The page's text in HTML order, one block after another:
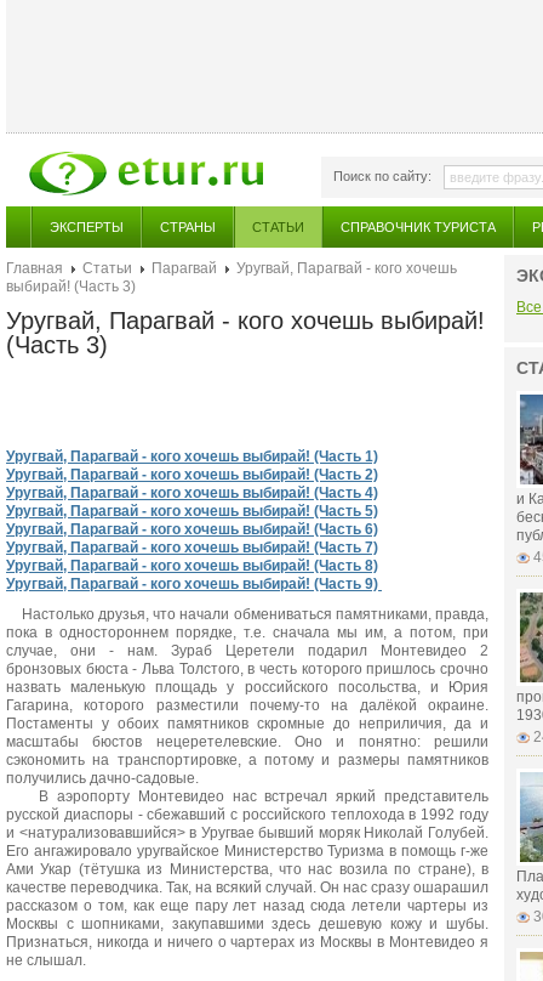
Поиск по сайту:
ЭКСПЕРТЫ СТРАНЫ СТАТЬИ СПРАВОЧНИК ТУРИСТА
Главная Статьи Парагвай
Уругвай, Парагвай - кого хочешь
выбирай! (Часть 3)
Уругвай, Парагвай - кого хочешь выбирай!
(Часть 3)
Уругвай, Парагвай - кого хочешь выбирай! (Часть 1)
Уругвай, Парагвай - кого хочешь выбирай! (Часть 2)
Уругвай, Парагвай - кого хочешь выбирай! (Часть 4)
Уругвай, Парагвай - кого хочешь выбирай! (Часть 5)
Уругвай, Парагвай - кого хочешь выбирай! (Часть 6)
Уругвай, Парагвай - кого хочешь выбирай! (Часть 7)
Уругвай, Парагвай - кого хочешь выбирай! (Часть 8)
Уругвай, Парагвай - кого хочешь выбирай! (Часть 9)
Настолько друзья, что начали обмениваться памятниками, правда,
пока в одностороннем порядке, т.е. сначала мы им, а потом, при
случае, они - нам. Зураб Церетели подарил Монтевидео 2
бронзовых бюста - Льва Толстого, в честь которого пришлось срочно
назвать маленькую площадь у российского посольства, и Юрия
Гагарина, которого разместили почему-то на далёкой окраине.
Постаменты у обоих памятников скромные до неприличия, да и
масштабы бюстов нецеретелевские. Оно и понятно: решили
сэкономить на транспортировке, а потому и размеры памятников
получились дачно-садовые.
В аэропорту Монтевидео нас встречал яркий представитель
русской диаспоры - сбежавший с российского теплохода в 1992 году
и <натурализовавшийся> в Уругвае бывший моряк Николай Голубей.
Его ангажировало уругвайское Министерство Туризма в помощь г-же
Ами Укар (тётушка из Министерства, что нас возила по стране), в
качестве переводчика. Так, на всякий случай. Он нас сразу ошарашил
рассказом о том, как еще пару лет назад сюда летели чартеры из
Москвы с шопниками, закупавшими здесь дешевую кожу и шубы.
Признаться, никогда и ничего о чартерах из Москвы в Монтевидео я
не слышал.
и